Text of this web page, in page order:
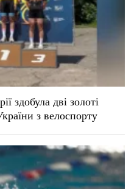
здобула дві золоті
з велоспорту